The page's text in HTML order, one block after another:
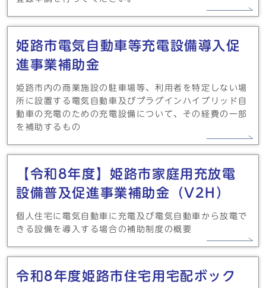
姫路市電気自動車等充電設備導入促
進事業補助金
姫路市内の商業施設の駐車場等、利用者を特定しない場
所に設置する電気自動車及びプラグインハイブリッド自
動車の充電のための充電設備について、その経費の一部
を補助するもの
【令和8年度】姫路市家庭用充放電
設備普及促進事業補助金（V2H）
個人住宅に電気自動車に充電及び電気自動車から放電で
きる設備を導入する場合の補助制度の概要
令和8年度姫路市住宅用宅配ボック